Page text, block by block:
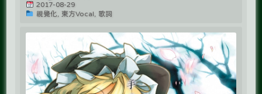
2017-08-29
視覺化, 東方Vocal, 歌詞